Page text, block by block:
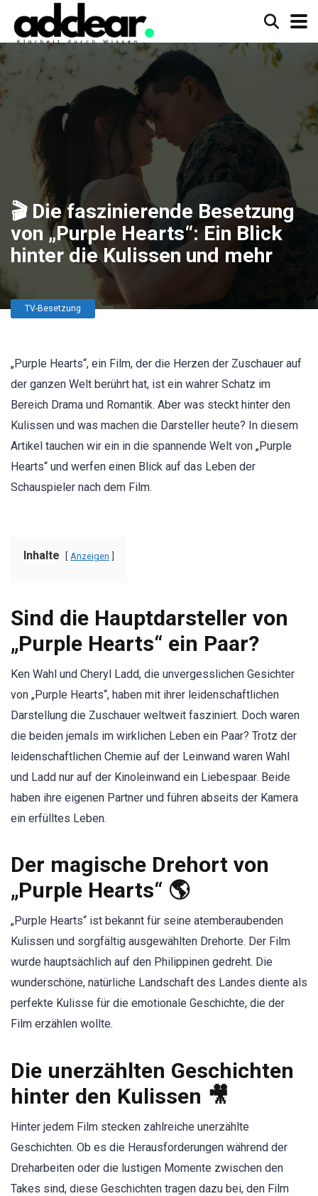
🎬 Die faszinierende Besetzung
von „Purple Hearts“: Ein Blick
hinter die Kulissen und mehr
TV-Besetzung
„Purple Hearts“, ein Film, der die Herzen der Zuschauer auf
der ganzen Welt berührt hat, ist ein wahrer Schatz im
Bereich Drama und Romantik. Aber was steckt hinter den
Kulissen und was machen die Darsteller heute? In diesem
Artikel tauchen wir ein in die spannende Welt von „Purple
Hearts“ und werfen einen Blick auf das Leben der
Schauspieler nach dem Film.
Inhalte Anzeigen
Sind die Hauptdarsteller von
„Purple Hearts“ ein Paar?
Ken Wahl und Cheryl Ladd, die unvergesslichen Gesichter
von „Purple Hearts“, haben mit ihrer leidenschaftlichen
Darstellung die Zuschauer weltweit fasziniert. Doch waren
die beiden jemals im wirklichen Leben ein Paar? Trotz der
leidenschaftlichen Chemie auf der Leinwand waren Wahl
und Ladd nur auf der Kinoleinwand ein Liebespaar. Beide
haben ihre eigenen Partner und führen abseits der Kamera
ein erfülltes Leben.
Der magische Drehort von
„Purple Hearts“ 🌎
„Purple Hearts“ ist bekannt für seine atemberaubenden
Kulissen und sorgfältig ausgewählten Drehorte. Der Film
wurde hauptsächlich auf den Philippinen gedreht. Die
wunderschöne, natürliche Landschaft des Landes diente als
perfekte Kulisse für die emotionale Geschichte, die der
Film erzählen wollte.
Die unerzählten Geschichten
hinter den Kulissen 🎥
Hinter jedem Film stecken zahlreiche unerzählte
Geschichten. Ob es die Herausforderungen während der
Dreharbeiten oder die lustigen Momente zwischen den
Takes sind, diese Geschichten tragen dazu bei, den Film